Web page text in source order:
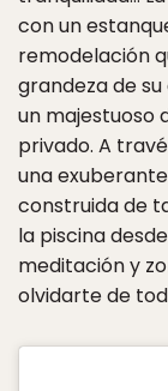
con un
remodelación
grandeza de
un majestuoso
privado. A
una
construida de
la piscina
meditación y
olvidarte de